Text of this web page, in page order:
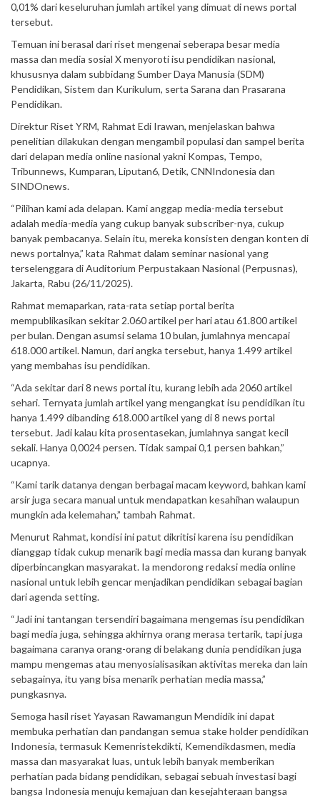
0,01% dari keseluruhan jumlah artikel yang dimuat di news portal
tersebut.
Temuan ini berasal dari riset mengenai seberapa besar media
massa dan media sosial X menyoroti isu pendidikan nasional,
khususnya dalam subbidang Sumber Daya Manusia (SDM)
Pendidikan, Sistem dan Kurikulum, serta Sarana dan Prasarana
Pendidikan.
Direktur Riset YRM, Rahmat Edi Irawan, menjelaskan bahwa
penelitian dilakukan dengan mengambil populasi dan sampel berita
dari delapan media online nasional yakni Kompas, Tempo,
Tribunnews, Kumparan, Liputan6, Detik, CNNIndonesia dan
SINDOnews.
“Pilihan kami ada delapan. Kami anggap media-media tersebut
adalah media-media yang cukup banyak subscriber-nya, cukup
banyak pembacanya. Selain itu, mereka konsisten dengan konten di
news portalnya,” kata Rahmat dalam seminar nasional yang
terselenggara di Auditorium Perpustakaan Nasional (Perpusnas),
Jakarta, Rabu (26/11/2025).
Rahmat memaparkan, rata-rata setiap portal berita
mempublikasikan sekitar 2.060 artikel per hari atau 61.800 artikel
per bulan. Dengan asumsi selama 10 bulan, jumlahnya mencapai
618.000 artikel. Namun, dari angka tersebut, hanya 1.499 artikel
yang membahas isu pendidikan.
“Ada sekitar dari 8 news portal itu, kurang lebih ada 2060 artikel
sehari. Ternyata jumlah artikel yang mengangkat isu pendidikan itu
hanya 1.499 dibanding 618.000 artikel yang di 8 news portal
tersebut. Jadi kalau kita prosentasekan, jumlahnya sangat kecil
sekali. Hanya 0,0024 persen. Tidak sampai 0,1 persen bahkan,”
ucapnya.
“Kami tarik datanya dengan berbagai macam keyword, bahkan kami
arsir juga secara manual untuk mendapatkan kesahihan walaupun
mungkin ada kelemahan,” tambah Rahmat.
Menurut Rahmat, kondisi ini patut dikritisi karena isu pendidikan
dianggap tidak cukup menarik bagi media massa dan kurang banyak
diperbincangkan masyarakat. Ia mendorong redaksi media online
nasional untuk lebih gencar menjadikan pendidikan sebagai bagian
dari agenda setting.
“Jadi ini tantangan tersendiri bagaimana mengemas isu pendidikan
bagi media juga, sehingga akhirnya orang merasa tertarik, tapi juga
bagaimana caranya orang-orang di belakang dunia pendidikan juga
mampu mengemas atau menyosialisasikan aktivitas mereka dan lain
sebagainya, itu yang bisa menarik perhatian media massa,”
pungkasnya.
Semoga hasil riset Yayasan Rawamangun Mendidik ini dapat
membuka perhatian dan pandangan semua stake holder pendidikan
Indonesia, termasuk Kemenristekdikti, Kemendikdasmen, media
massa dan masyarakat luas, untuk lebih banyak memberikan
perhatian pada bidang pendidikan, sebagai sebuah investasi bagi
bangsa Indonesia menuju kemajuan dan kesejahteraan bangsa